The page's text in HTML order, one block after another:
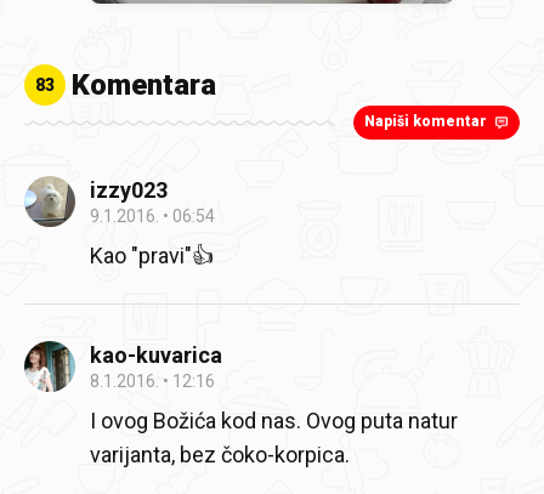
83 Komentara
Napiši komentar
izzy023
9.1.2016. 06:54
Kao "pravi"👍
kao-kuvarica
8.1.2016. 12:16
I ovog Božića kod nas. Ovog puta natur
varijanta, bez čoko-korpica.